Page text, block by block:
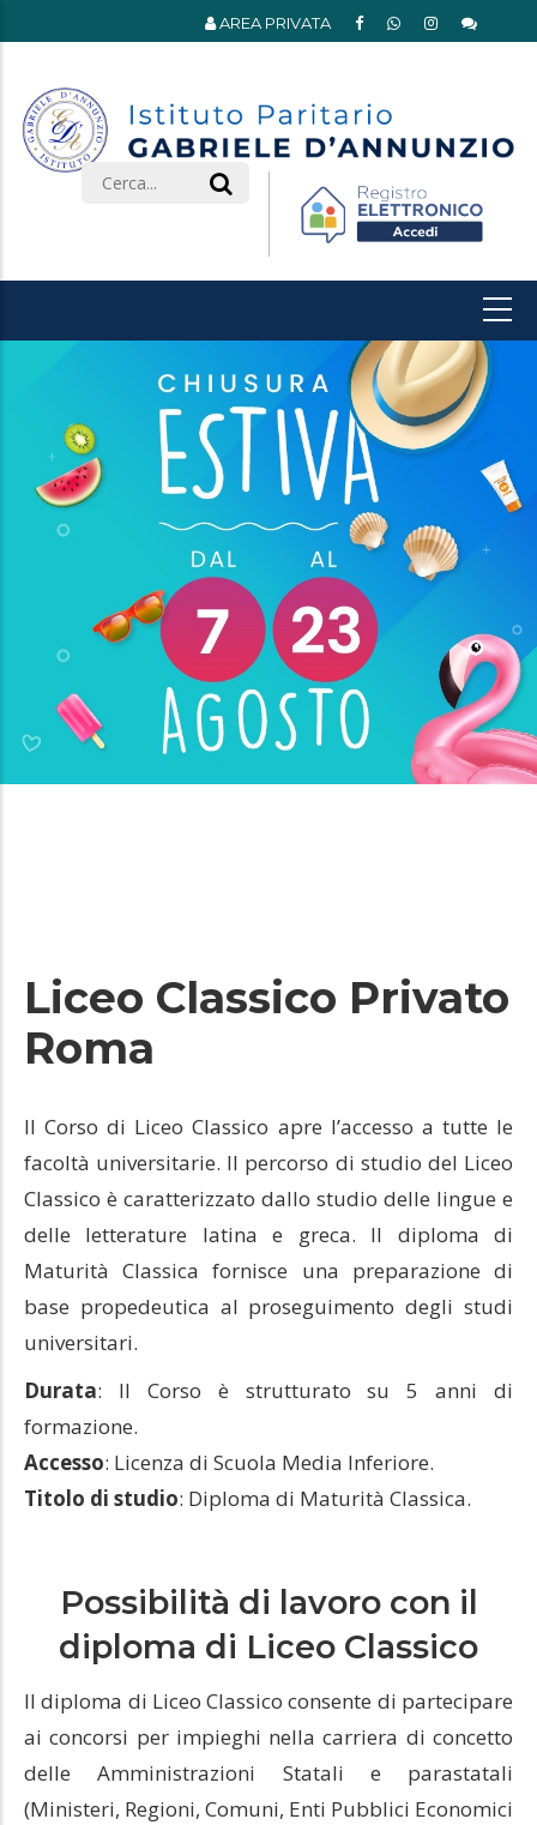
AREA PRIVATA
Search
Liceo Classico Privato
Roma
Il Corso di Liceo Classico apre l’accesso a tutte le
facoltà universitarie. Il percorso di studio del Liceo
Classico è caratterizzato dallo studio delle lingue e
delle letterature latina e greca. Il diploma di
Maturità Classica fornisce una preparazione di
base propedeutica al proseguimento degli studi
universitari.
Durata: Il Corso è strutturato su 5 anni di
formazione.
Accesso: Licenza di Scuola Media Inferiore.
Titolo di studio: Diploma di Maturità Classica.
Possibilità di lavoro con il
diploma di Liceo Classico
Il diploma di Liceo Classico consente di partecipare
ai concorsi per impieghi nella carriera di concetto
delle Amministrazioni Statali e parastatali
(Ministeri, Regioni, Comuni, Enti Pubblici Economici